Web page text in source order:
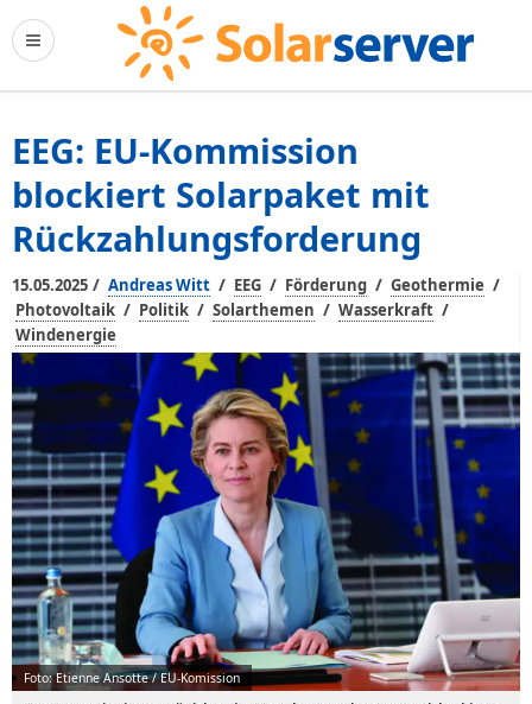
EEG: EU-Kommission
blockiert Solarpaket mit
Rückzahlungsforderung
15.05.2025 / Andreas Witt / EEG / Förderung / Geothermie /
Photovoltaik / Politik / Solarthemen / Wasserkraft /
Windenergie
Foto: Etienne Ansotte / EU-Komission